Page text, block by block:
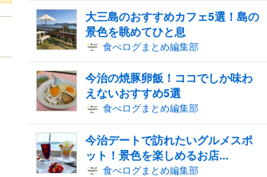
大三島のおすすめカフェ5選！島の
景色を眺めてひと息
食べログまとめ編集部
今治の焼豚卵飯！ココでしか味わ
えないおすすめ5選
食べログまとめ編集部
今治デートで訪れたいグルメスポ
ット！景色を楽しめるお店...
食べログまとめ編集部